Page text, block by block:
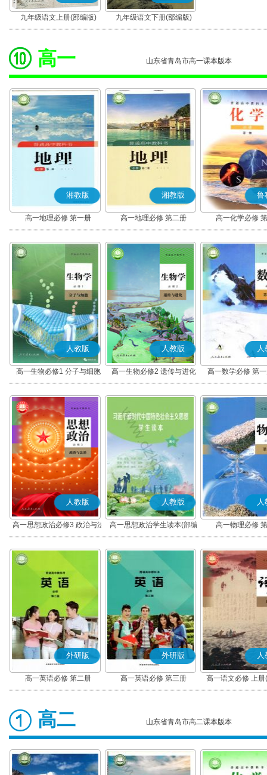
九年级语文上册(部编版) 九年级语文下册(部编版)
高一 山东省青岛市高一课本版本
湘教版
高一地理必修 第一册
湘教版
高一地理必修 第二册
鲁
高一化学必修
人教版
高一生物必修1 分子与细胞
人教版
高一生物必修2 遗传与进化
人
高一数学必修 第
人教版
高一思想政治必修3 政治与法
治(部编版)
人教版
高一思想政治学生读本(部编
版)
人
高一物理必修
外研版
高一英语必修 第二册
外研版
高一英语必修 第三册
人
高一语文必修 上
高二 山东省青岛市高二课本版本